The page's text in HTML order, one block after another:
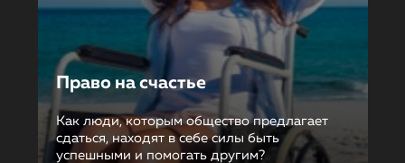
Право на счастье
Как люди, которым общество предлагает
сдаться, находят в себе силы быть
успешными и помогать другим?